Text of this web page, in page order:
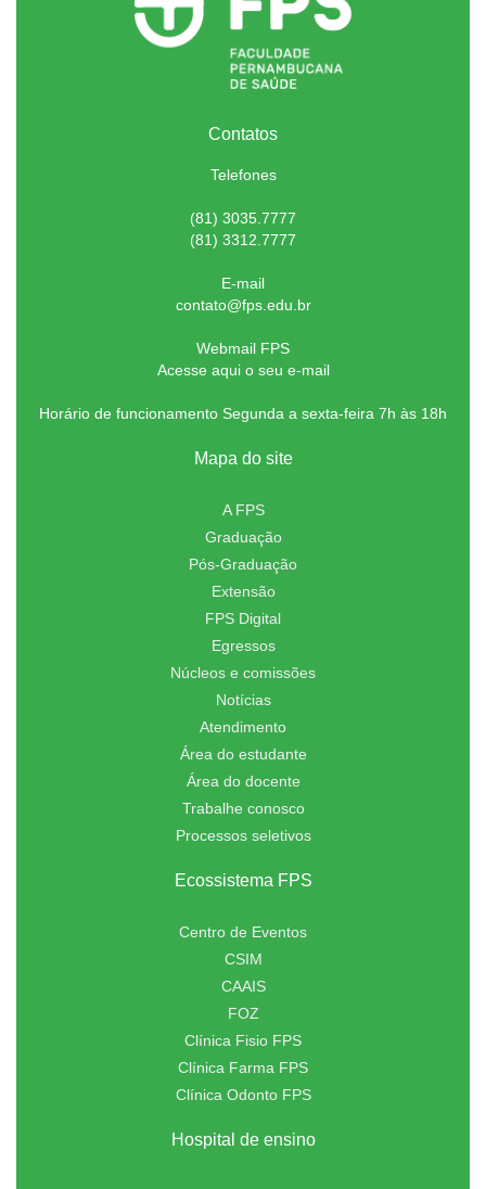
Contatos
Telefones
(81) 3035.7777
(81) 3312.7777
E-mail
contato@fps.edu.br
Webmail FPS
Acesse aqui o seu e-mail
Horário de funcionamento Segunda a sexta-feira 7h às 18h
Mapa do site
A FPS
Graduação
Pós-Graduação
Extensão
FPS Digital
Egressos
Núcleos e comissões
Notícias
Atendimento
Área do estudante
Área do docente
Trabalhe conosco
Processos seletivos
Ecossistema FPS
Centro de Eventos
CSIM
CAAIS
FOZ
Clínica Fisio FPS
Clínica Farma FPS
Clínica Odonto FPS
Hospital de ensino